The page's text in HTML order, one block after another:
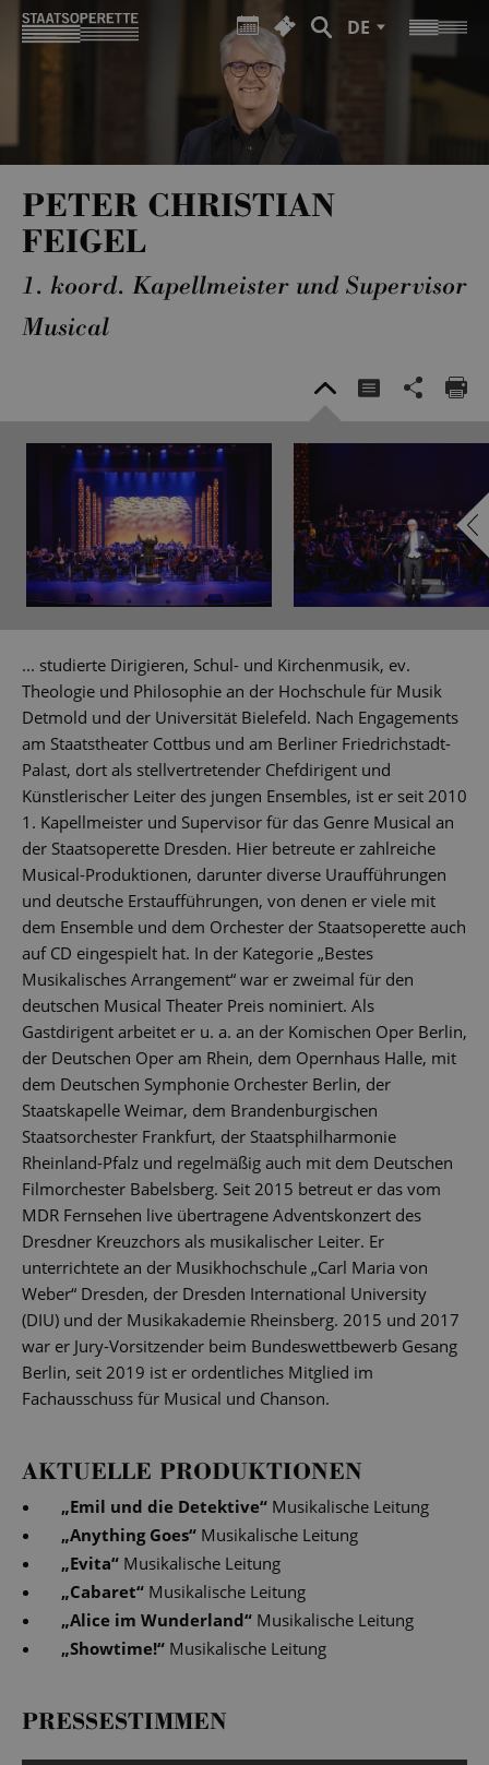
DE
PETER CHRISTIAN
FEIGEL
1. koord. Kapellmeister und Supervisor
Musical
... studierte Dirigieren, Schul- und Kirchenmusik, ev.
Theologie und Philosophie an der Hochschule für Musik
Detmold und der Universität Bielefeld. Nach Engagements
am Staatstheater Cottbus und am Berliner Friedrichstadt-
Palast, dort als stellvertretender Chefdirigent und
Künstlerischer Leiter des jungen Ensembles, ist er seit 2010
1. Kapellmeister und Supervisor für das Genre Musical an
der Staatsoperette Dresden. Hier betreute er zahlreiche
Musical-Produktionen, darunter diverse Uraufführungen
und deutsche Erstaufführungen, von denen er viele mit
dem Ensemble und dem Orchester der Staatsoperette auch
auf CD eingespielt hat. In der Kategorie „Bestes
Musikalisches Arrangement“ war er zweimal für den
deutschen Musical Theater Preis nominiert. Als
Gastdirigent arbeitet er u. a. an der Komischen Oper Berlin,
der Deutschen Oper am Rhein, dem Opernhaus Halle, mit
dem Deutschen Symphonie Orchester Berlin, der
Staatskapelle Weimar, dem Brandenburgischen
Staatsorchester Frankfurt, der Staatsphilharmonie
Rheinland-Pfalz und regelmäßig auch mit dem Deutschen
Filmorchester Babelsberg. Seit 2015 betreut er das vom
MDR Fernsehen live übertragene Adventskonzert des
Dresdner Kreuzchors als musikalischer Leiter. Er
unterrichtete an der Musikhochschule „Carl Maria von
Weber“ Dresden, der Dresden International University
(DIU) und der Musikakademie Rheinsberg. 2015 und 2017
war er Jury-Vorsitzender beim Bundeswettbewerb Gesang
Berlin, seit 2019 ist er ordentliches Mitglied im
Fachausschuss für Musical und Chanson.
AKTUELLE PRODUKTIONEN
„Emil und die Detektive“ Musikalische Leitung
„Anything Goes“ Musikalische Leitung
„Evita“ Musikalische Leitung
„Cabaret“ Musikalische Leitung
„Alice im Wunderland“ Musikalische Leitung
„Showtime!“ Musikalische Leitung
PRESSESTIMMEN